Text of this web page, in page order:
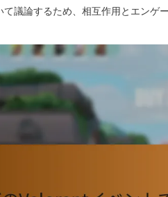
議論するため、相互作用とエン